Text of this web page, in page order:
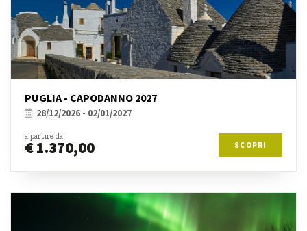
PUGLIA - CAPODANNO 2027
28/12/2026 - 02/01/2027
a partire da
€ 1.370,00 SCOPRI